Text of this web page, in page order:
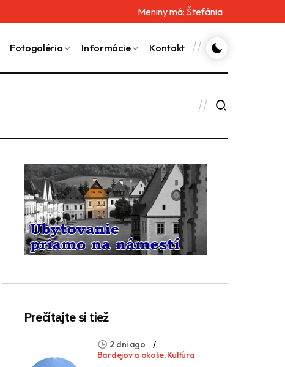
Meniny má: Štefánia
Fotogaléria Informácie Kontakt
Prečítajte si tiež
2 dni ago
Bardejov a okolie,Kultúra